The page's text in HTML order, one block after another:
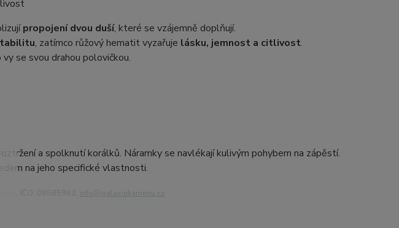
propojení dvou duší, které se vzájemně doplňují.
, zatímco růžový hematit vyzařuje lásku, jemnost a citlivost.
se svou drahou polovičkou.
a spolknutí korálků. Náramky se navlékají kulivým pohybem na zápěstí.
na jeho specifické vlastnosti.
IČO: 08585962, info@ galaxiekamenu.cz